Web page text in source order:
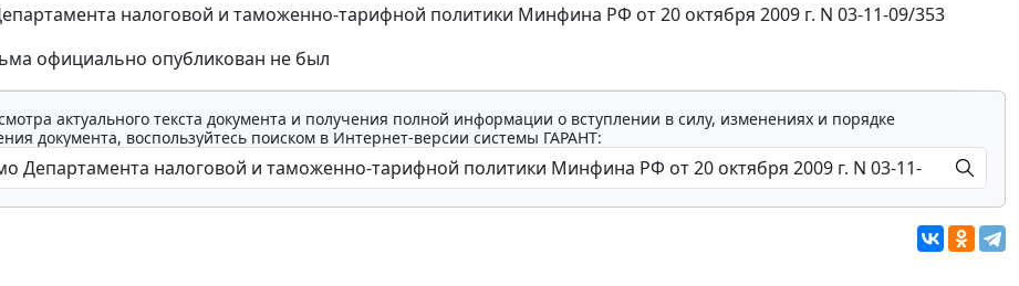
налоговой и таможенно-тарифной политики Минфина РФ от 20 октября 2009 г. N 03-11-09/353
официально опубликован не был
актуального текста документа и получения полной информации о вступлении в силу, изменениях и порядке
документа, воспользуйтесь поиском в Интернет-версии системы ГАРАНТ: